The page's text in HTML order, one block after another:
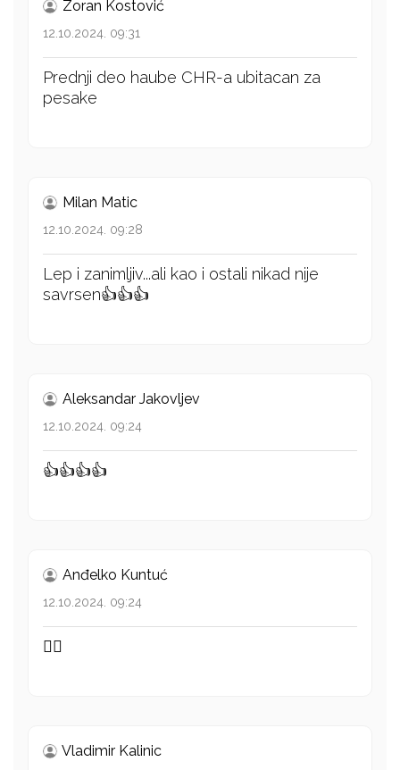
Zoran Kostović
12.10.2024. 09:31
Prednji deo haube CHR-a ubitacan za
pesake
Milan Matic
12.10.2024. 09:28
Lep i zanimljiv...ali kao i ostali nikad nije
savrsen👍👍👍
Aleksandar Jakovljev
12.10.2024. 09:24
👍👍👍👍
Anđelko Kuntuć
12.10.2024. 09:24
👍🏻
Vladimir Kalinic